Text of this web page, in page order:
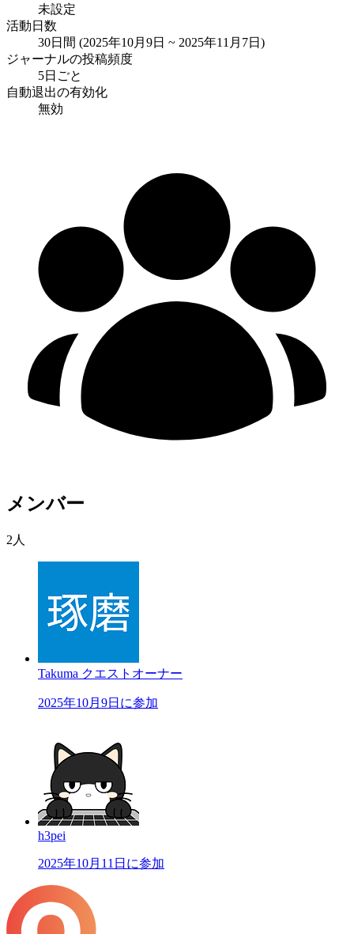
未設定
活動日数
30日間 (2025年10月9日 ~ 2025年11月7日)
ジャーナルの投稿頻度
5日ごと
自動退出の有効化
無効
メンバー
2人
Takuma クエストオーナー
2025年10月9日に参加
h3pei
2025年10月11日に参加